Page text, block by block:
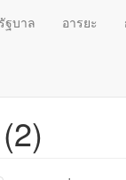
รัฐบาล อารยะ